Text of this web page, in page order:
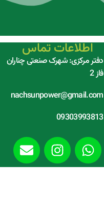
اطلاعات تماس
دفتر مرکزی: شهرک صنعتی چناران
فاز 2
nachsunpower@gmail.com
09303993813